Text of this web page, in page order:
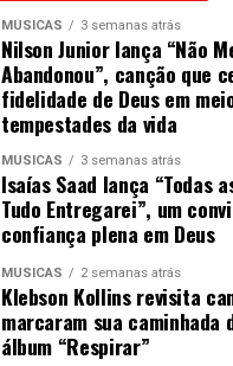
MÚSICAS 3 semanas atrás
Nilson Junior lança “Não
Abandonou”, canção que
fidelidade de Deus em
tempestades da vida
MÚSICAS 3 semanas atrás
Isaías Saad lança “Todas
Tudo Entregarei”, um
confiança plena em Deus
MÚSICAS 2 semanas atrás
Klebson Kollins revisita
marcaram sua caminhada
álbum “Respirar”